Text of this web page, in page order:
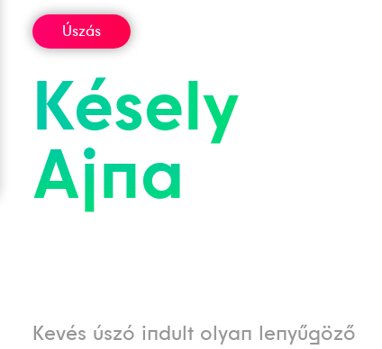
Úszás
Késely
Ajna
Kevés úszó indult olyan lenyűgöző